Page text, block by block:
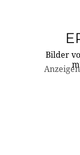
Bilder
Anzeigen